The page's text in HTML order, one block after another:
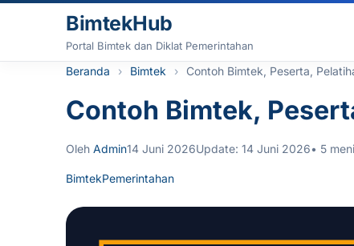
BimtekHub
Portal Bimtek dan Diklat Pemerintahan
Beranda Bimtek Contoh Bimtek, Peserta,
Contoh Bimtek,
Oleh Admin14 Juni 2026Update: 14 Juni 2026• 5
BimtekPemerintahan